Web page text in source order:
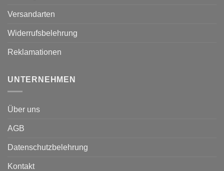
Versandarten
Widerrufsbelehrung
Reklamationen
UNTERNEHMEN
Über uns
AGB
Datenschutzbelehrung
Kontakt